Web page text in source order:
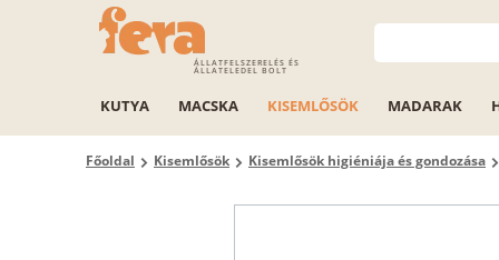
ÁLLATFELSZERELÉS ÉS
ÁLLATELEDEL BOLT
KUTYA MACSKA KISEMLŐSÖK MADARAK
Főoldal Kisemlősök Kisemlősök higiéniája és gondozása